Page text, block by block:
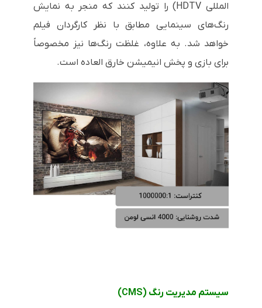
المللی HDTV) را تولید کنند که منجر به نمایش
رنگ‌های سینمایی مطابق با نظر کارگردان فیلم
خواهد شد. به علاوه، غلظت رنگ‌ها نیز مخصوصاً
برای بازی و پخش انیمیشن خارق العاده است.
سیستم مدیریت رنگ (CMS
)